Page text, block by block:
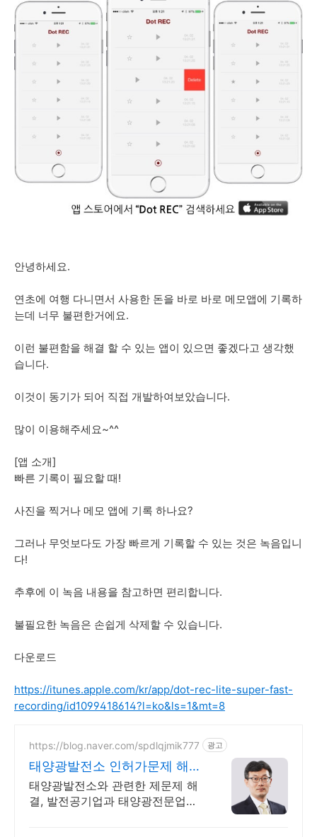
안녕하세요.
연초에 여행 다니면서 사용한 돈을 바로 바로 메모앱에 기록하
는데 너무 불편한거에요.
이런 불편함을 해결 할 수 있는 앱이 있으면 좋겠다고 생각했
습니다.
이것이 동기가 되어 직접 개발하여보았습니다.
많이 이용해주세요~^^
[앱 소개]
빠른 기록이 필요할 때!
사진을 찍거나 메모 앱에 기록 하나요?
그러나 무엇보다도 가장 빠르게 기록할 수 있는 것은 녹음입니
다!
추후에 이 녹음 내용을 참고하면 편리합니다.
불필요한 녹음은 손쉽게 삭제할 수 있습니다.
다운로드
https://itunes.apple.com/kr/app/dot-rec-lite-super-fast-
recording/id1099418614?l=ko&ls=1&mt=8
https://blog.naver.com/spdlqjmik777 광고
태양광발전소 인허가문제 해결
태양광전문변호사 직접상담!
태양광발전소와 관련한 제문제 해
결, 발전공기업과 태양광전문업체